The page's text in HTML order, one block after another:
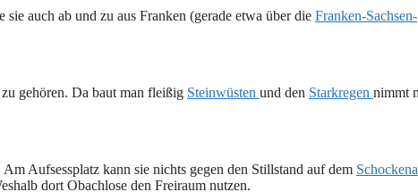
auch ab und zu aus Franken (gerade etwa über die Franken-Sachsen-
gehören. Da baut man fleißig Steinwüsten und den Starkregen nimmt
Aufsessplatz kann sie nichts gegen den Stillstand auf dem
dort Obachlose den Freiraum nutzen.